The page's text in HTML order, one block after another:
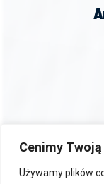
Cenimy
Używamy plików
Copyright